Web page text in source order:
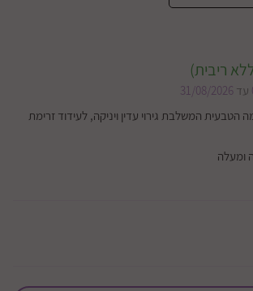
עד 31/08/2026
הטבעית המשלבת גירוי עדין ויניקה, לעידוד זרימת
ומעלה